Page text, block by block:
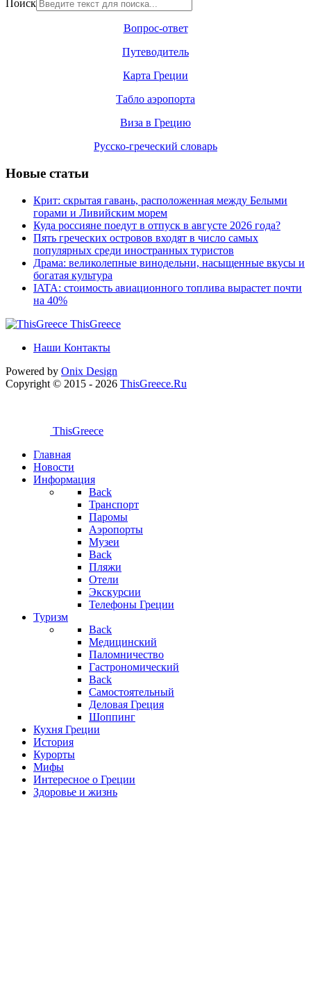
Поиск
Вопрос-ответ
Путеводитель
Карта Греции
Табло аэропорта
Виза в Грецию
Русско-греческий словарь
Новые статьи
Крит: скрытая гавань, расположенная между Белыми
горами и Ливийским морем
Куда россияне поедут в отпуск в августе 2026 года?
Пять греческих островов входят в число самых
популярных среди иностранных туристов
Драма: великолепные винодельни, насыщенные вкусы и
богатая культура
IATA: стоимость авиационного топлива вырастет почти
на 40%
ThisGreece
Наши Контакты
Powered by Onix Design
Copyright © 2015 - 2026 ThisGreece.Ru
ThisGreece
Главная
Новости
Информация
Back
Транспорт
Паромы
Аэропорты
Музеи
Back
Пляжи
Отели
Экскурсии
Телефоны Греции
Туризм
Back
Медицинский
Паломничество
Гастрономический
Back
Самостоятельный
Деловая Греция
Шоппинг
Кухня Греции
История
Курорты
Мифы
Интересное о Греции
Здоровье и жизнь